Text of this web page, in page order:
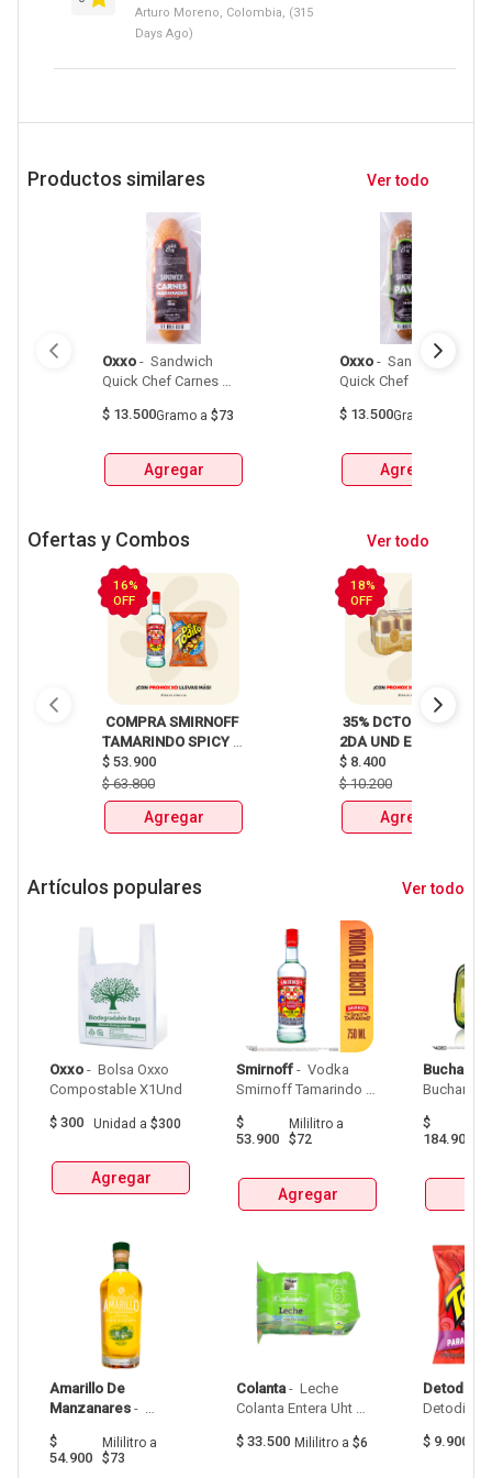
Arturo Moreno, Colombia, (315
Days Ago)
Productos similares Ver todo
Oxxo - Sandwich
Quick Chef Carnes
X185G
$ 13.500Gramo a $73
Agregar
Oxxo - Sandwich
Quick Chef De Pavo
$ 13.500Gramo
Agregar
Ofertas y Combos Ver todo
16%
OFF
COMPRA SMIRNOFF
TAMARINDO SPICY
X750ml Y LLEVATE
DETODITO 165GR o
150GR
$ 53.900
$63.800
Agregar
18%
OFF
35% DCTO EN LA
2DA UND EN
CERVEZA CLUB
COLOMBIA LATA
X330ml
$ 8.400
$10.200
Agregar
Artículos populares Ver todo
Oxxo - Bolsa Oxxo
$ 300 Unidad a $300
Agregar
Amarillo De
Manzanares -
De Manzanares
$
54.900
Mililitroa
$73
Smirnoff - Vodka
Smirnoff Tamarindo
$
53.900
Mililitroa
$72
Agregar
Colanta - Leche
Colanta Entera Uht
$ 33.500 Mililitro a $6
$
184.900
Detodito
$ 9.900